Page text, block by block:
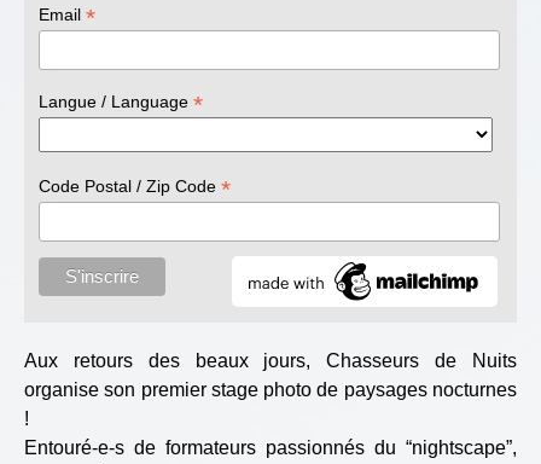
Email*
Langue / Language*
Code Postal / Zip Code*
Aux retours des beaux jours, Chasseurs de Nuits
organise son premier stage photo de paysages nocturnes
!
Entouré-e-s de formateurs passionnés du “nightscape”,